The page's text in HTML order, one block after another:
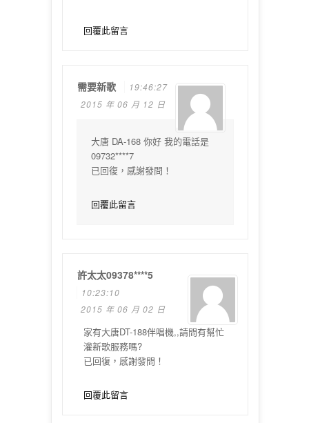
回覆此留言
需要新歌
19:46:27
2015 年 06 月 12 日
大唐 DA-168 你好 我的電話是
09732****7
已回復，感謝發問！
回覆此留言
許太太09378****5
10:23:10
2015 年 06 月 02 日
家有大唐DT-188伴唱機,,請問有幫忙
灌新歌服務嗎?
已回復，感謝發問！
回覆此留言